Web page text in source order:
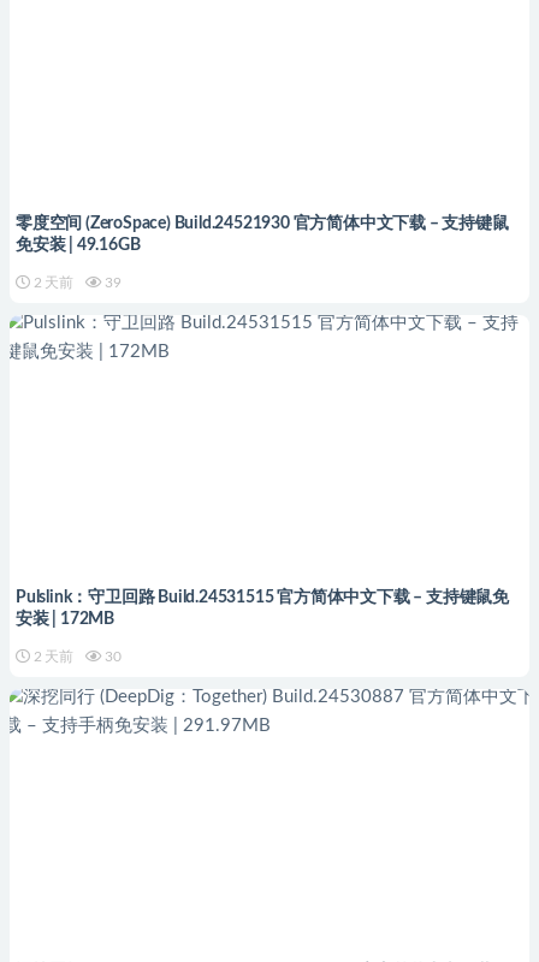
零度空间 (ZeroSpace) Build.24521930 官方简体中文下载 – 支持键鼠
免安装 | 49.16GB
2 天前 39
Pulslink：守卫回路 Build.24531515 官方简体中文下载 – 支持键鼠免
安装 | 172MB
2 天前 30